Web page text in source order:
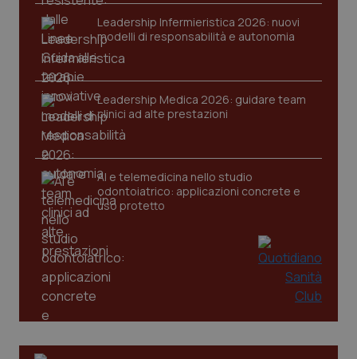
Leadership Infermieristica 2026: nuovi
modelli di responsabilità e autonomia
Leadership Medica 2026: guidare team
clinici ad alte prestazioni
AI e telemedicina nello studio
odontoiatrico: applicazioni concrete e
uso protetto
CookieScriptConsent
CookieScript
tracking-sites-ironfish-
tracking-enable
www.quotidianosanita.it
session-id